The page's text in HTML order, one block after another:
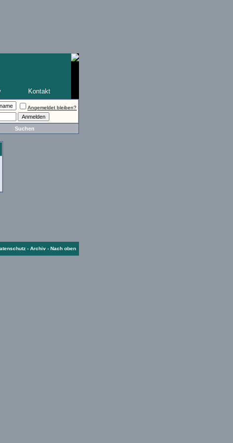
Kontakt
Angemeldet bleiben?
Suchen
- Archiv - Nach oben